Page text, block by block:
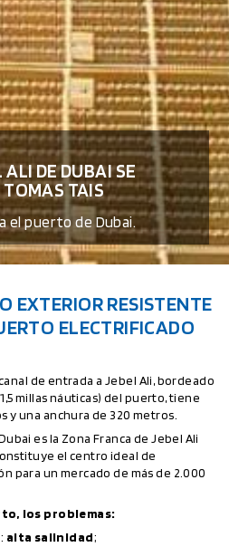
DE DUBAI SE
TOMAS TAIS
el puerto de Dubai.
EXTERIOR RESISTENTE
ELECTRIFICADO
de entrada a Jebel Ali, bordeado
millas náuticas) del puerto, tiene
y una anchura de 320 metros.
es la Zona Franca de Jebel Ali
el centro ideal de
para un mercado de más de 2.000
los problemas:
alta salinidad;